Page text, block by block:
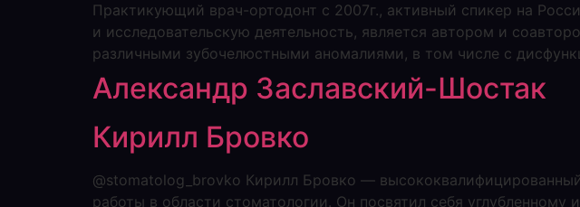
Практикующий врач-ортодонт с 2007г., активный спикер на
и исследовательскую деятельность, является автором и
различными зубочелюстными аномалиями, в том числе с
Александр Заславский-Шостак
Кирилл Бровко
@stomatolog_brovko Кирилл Бровко —
работы в области стоматологии. Он посвятил себя